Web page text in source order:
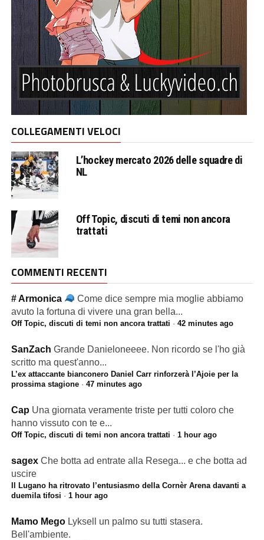
COLLEGAMENTI VELOCI
L’hockey mercato 2026 delle squadre di
NL
Off Topic, discuti di temi non ancora
trattati
COMMENTI RECENTI
# Armonica
Come dice sempre mia moglie abbiamo
avuto la fortuna di vivere una gran bella...
Off Topic, discuti di temi non ancora trattati · 42 minutes ago
SanZach Grande Danieloneeee. Non ricordo se l'ho già
scritto ma quest'anno...
L’ex attaccante bianconero Daniel Carr rinforzerà l’Ajoie per la
prossima stagione· 47 minutes ago
Cap Una giornata veramente triste per tutti coloro che
hanno vissuto con te e...
Off Topic, discuti di temi non ancora trattati · 1 hour ago
sagex Che botta ad entrate alla Resega... e che botta ad
uscire
Il Lugano ha ritrovato l’entusiasmo della Cornèr Arena davanti a
duemila tifosi · 1 hour ago
Mamo Mego Lyksell un palmo su tutti stasera.
Bell'ambiente.